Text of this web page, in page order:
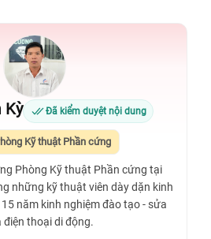
Kỳ Đã kiểm duyệt nội dung
Kỹ thuật Phần cứng
Phòng Kỹ thuật Phần cứng tại
những kỹ thuật viên dày dặn kinh
năm kinh nghiệm đào tạo - sửa
điện thoại di động.